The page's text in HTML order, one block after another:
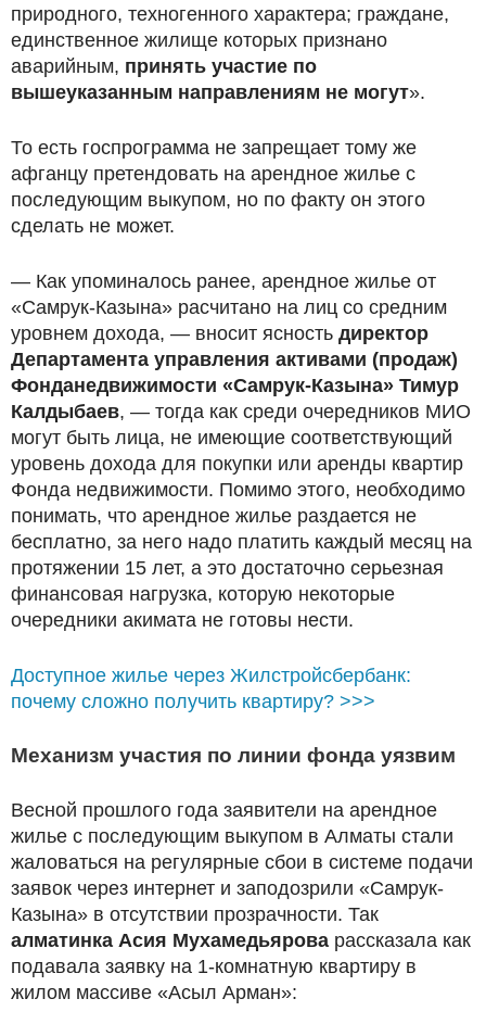
природного, техногенного характера; граждане,
единственное жилище которых признано
аварийным, принять участие по
вышеуказанным направлениям не могут».
То есть госпрограмма не запрещает тому же
афганцу претендовать на арендное жилье с
последующим выкупом, но по факту он этого
сделать не может.
— Как упоминалось ранее, арендное жилье от
«Самрук-Казына» расчитано на лиц со средним
уровнем дохода, — вносит ясность директор
Департамента управления активами (продаж)
Фонданедвижимости «Самрук-Казына» Тимур
Калдыбаев, — тогда как среди очередников МИО
могут быть лица, не имеющие соответствующий
уровень дохода для покупки или аренды квартир
Фонда недвижимости. Помимо этого, необходимо
понимать, что арендное жилье раздается не
бесплатно, за него надо платить каждый месяц на
протяжении 15 лет, а это достаточно серьезная
финансовая нагрузка, которую некоторые
очередники акимата не готовы нести.
Доступное жилье через Жилстройсбербанк:
почему сложно получить квартиру? >>>
Механизм участия по линии фонда уязвим
Весной прошлого года заявители на арендное
жилье с последующим выкупом в Алматы стали
жаловаться на регулярные сбои в системе подачи
заявок через интернет и заподозрили «Самрук-
Казына» в отсутствии прозрачности. Так
алматинка Асия Мухамедьярова рассказала как
подавала заявку на 1-комнатную квартиру в
жилом массиве «Асыл Арман»: